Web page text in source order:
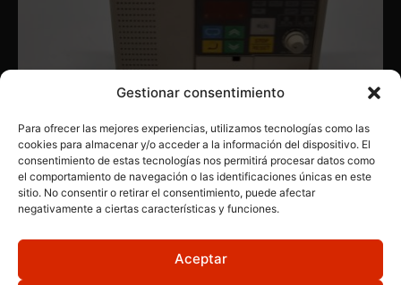
Gestionar consentimiento
Para ofrecer las mejores experiencias, utilizamos tecnologías como las
cookies para almacenar y/o acceder a la información del dispositivo. El
consentimiento de estas tecnologías nos permitirá procesar datos como
el comportamiento de navegación o las identificaciones únicas en este
sitio. No consentir o retirar el consentimiento, puede afectar
negativamente a ciertas características y funciones.
Aceptar
OMRON,PRODUCTOS INDUSTRIALES,VARIADORES
Omron CIMR-J7AZ40P4